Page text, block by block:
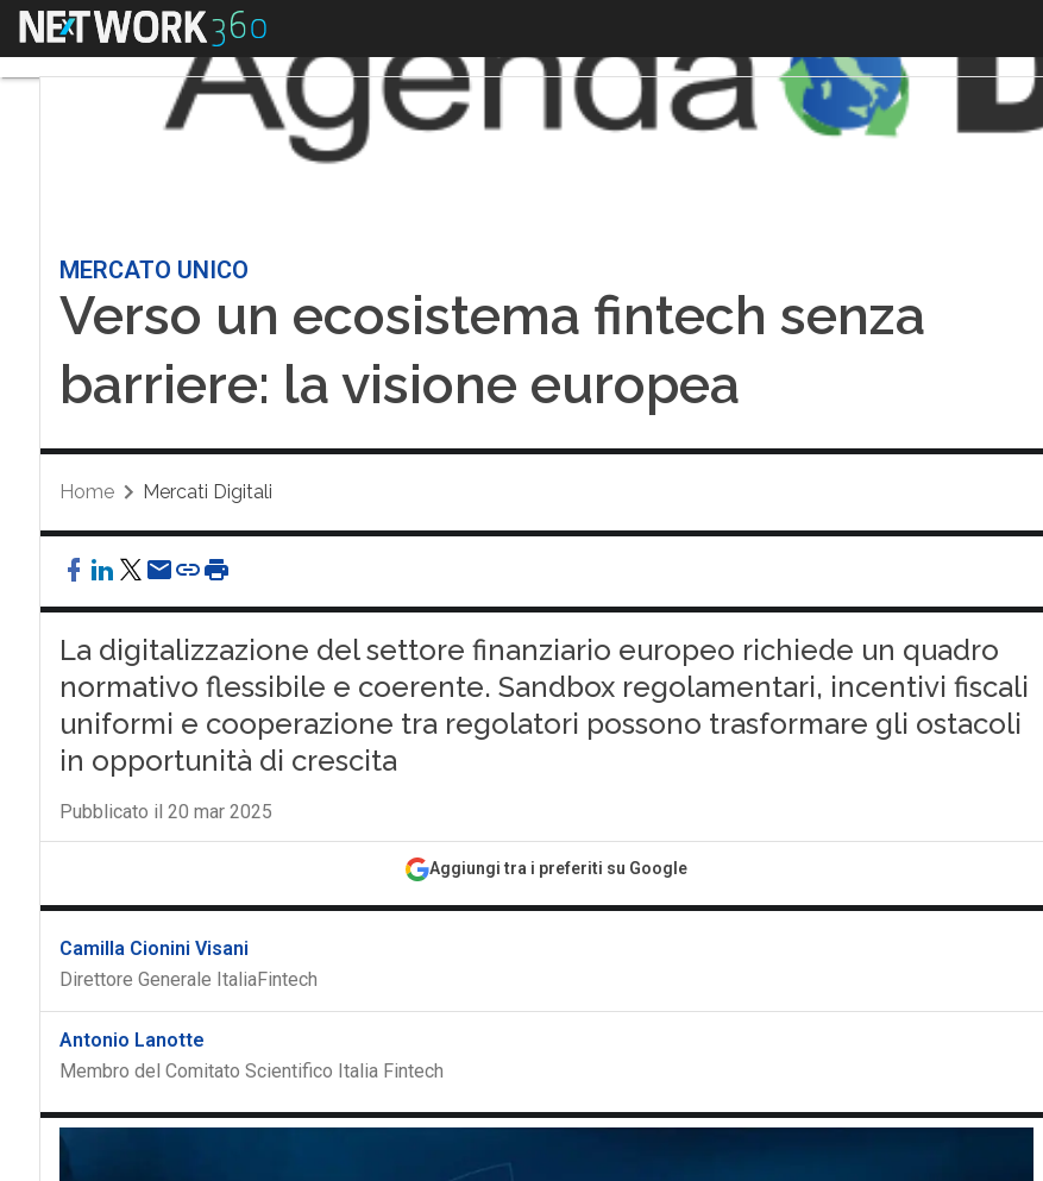
Menu
MERCATO UNICO
Verso un ecosistema fintech senza
barriere: la visione europea
Home Mercati Digitali
La digitalizzazione del settore finanziario europeo richiede un quadro
normativo flessibile e coerente. Sandbox regolamentari, incentivi fiscali
uniformi e cooperazione tra regolatori possono trasformare gli ostacoli
in opportunità di crescita
Pubblicato il 20 mar 2025
Aggiungi tra i preferiti su Google
Camilla Cionini Visani
Direttore Generale ItaliaFintech
Antonio Lanotte
Membro del Comitato Scientifico Italia Fintech